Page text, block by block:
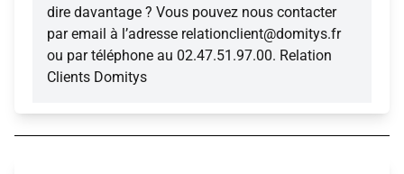
dire davantage ? Vous pouvez nous contacter
par email à l’adresse relationclient@domitys.fr
ou par téléphone au 02.47.51.97.00. Relation
Clients Domitys